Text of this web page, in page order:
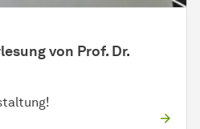
von Prof. Dr.